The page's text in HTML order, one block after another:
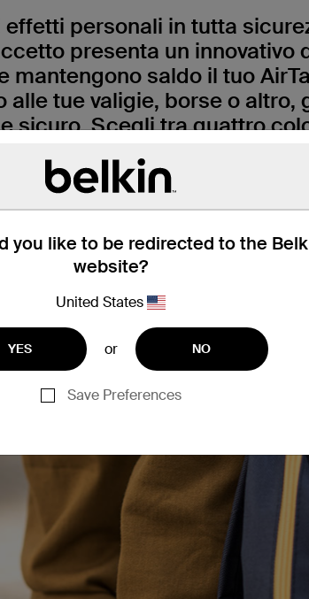
you like to be redirected to the
website?
United States
YES or NO
Save Preferences
personali in tutta
presenta un innovativo
mantengono saldo il tuo
alle tue valigie, borse o altro,
sicuro. Scegli tra quattro
si abbinano perfettamente
elegante e le incisioni
piena vista.